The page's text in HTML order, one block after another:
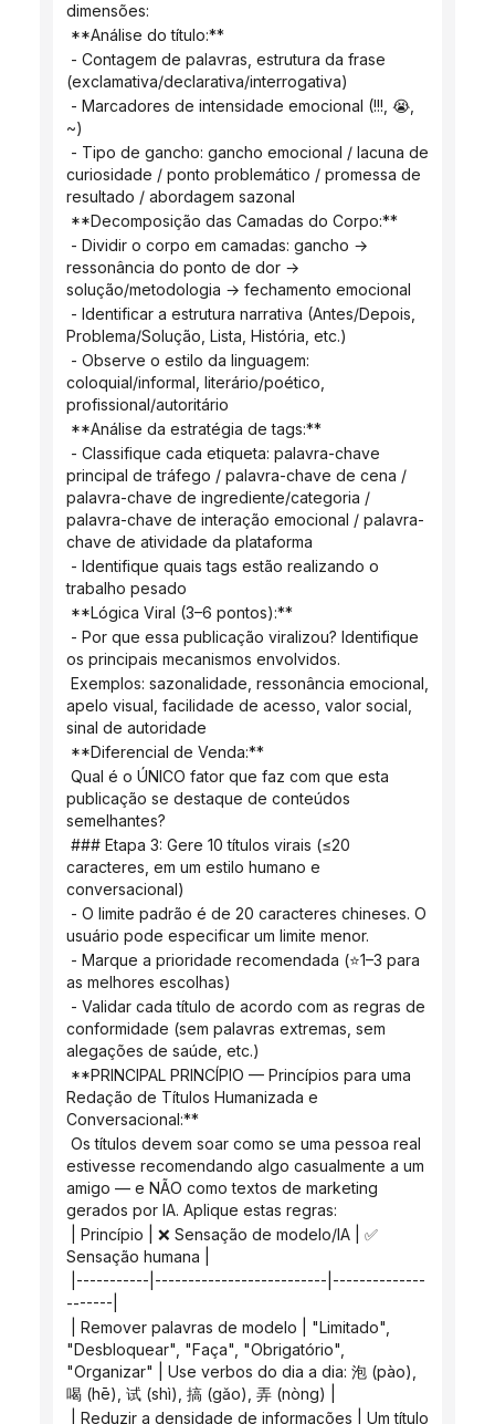
dimensões:
**Análise do título:**
(exclamativa/declarativa/interrogativa)
~)
curiosidade / ponto problemático / promessa de
resultado / abordagem sazonal
**Decomposição das Camadas do Corpo:**
ressonância do ponto de dor →
solução/metodologia → fechamento emocional
Problema/Solução, Lista, História, etc.)
coloquial/informal, literário/poético,
profissional/autoritário
**Análise da estratégia de tags:**
principal de tráfego / palavra-chave de cena /
palavra-chave de ingrediente/categoria /
palavra-chave de interação emocional / palavra-
chave de atividade da plataforma
trabalho pesado
**Lógica Viral (3–6 pontos):**
os principais mecanismos envolvidos.
apelo visual, facilidade de acesso, valor social,
sinal de autoridade
**Diferencial de Venda:**
publicação se destaque de conteúdos
semelhantes?
caracteres, em um estilo humano e
conversacional)
usuário pode especificar um limite menor.
as melhores escolhas)
conformidade (sem palavras extremas, sem
alegações de saúde, etc.)
Redação de Títulos Humanizada e
Conversacional:**
estivesse recomendando algo casualmente a um
amigo — e NÃO como textos de marketing
gerados por IA. Aplique estas regras:
Sensação humana |
-------|
"Desbloquear", "Faça", "Obrigatório",
"Organizar" | Use verbos do dia a dia: 泡 (pào),
喝 (hē), 试 (shì), 搞 (gǎo), 弄 (nòng) |